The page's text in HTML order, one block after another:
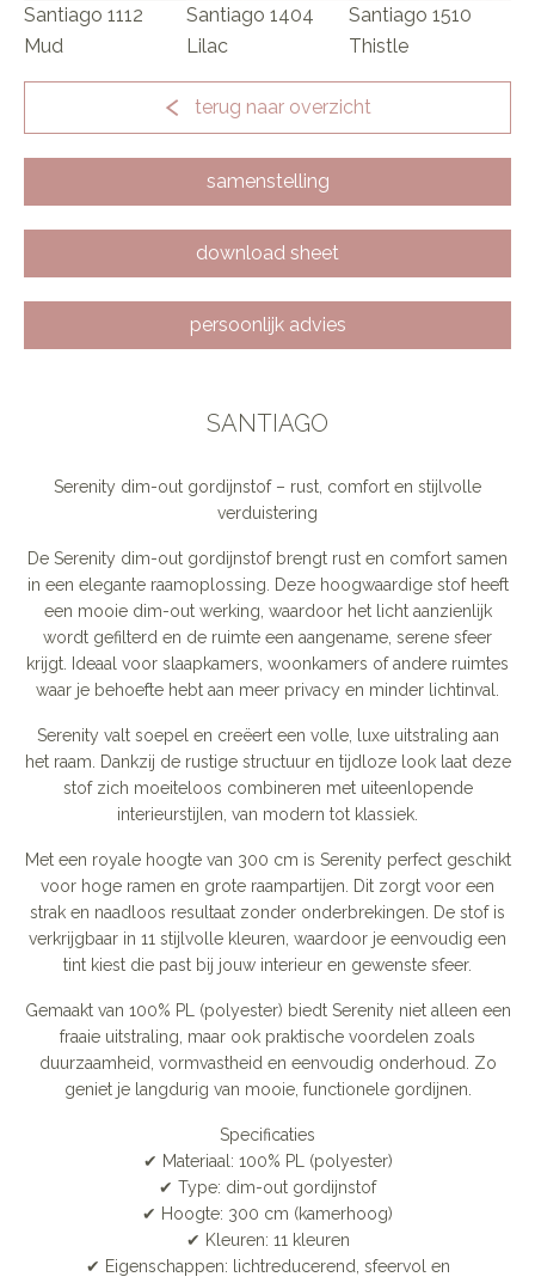
Santiago 1112
Mud
Santiago 1404
Lilac
Santiago 1510
Thistle
terug naar overzicht
samenstelling
download sheet
persoonlijk advies
SANTIAGO
Serenity dim-out gordijnstof – rust, comfort en stijlvolle
verduistering
De Serenity dim-out gordijnstof brengt rust en comfort samen
in een elegante raamoplossing. Deze hoogwaardige stof heeft
een mooie dim-out werking, waardoor het licht aanzienlijk
wordt gefilterd en de ruimte een aangename, serene sfeer
krijgt. Ideaal voor slaapkamers, woonkamers of andere ruimtes
waar je behoefte hebt aan meer privacy en minder lichtinval.
Serenity valt soepel en creëert een volle, luxe uitstraling aan
het raam. Dankzij de rustige structuur en tijdloze look laat deze
stof zich moeiteloos combineren met uiteenlopende
interieurstijlen, van modern tot klassiek.
Met een royale hoogte van 300 cm is Serenity perfect geschikt
voor hoge ramen en grote raampartijen. Dit zorgt voor een
strak en naadloos resultaat zonder onderbrekingen. De stof is
verkrijgbaar in 11 stijlvolle kleuren, waardoor je eenvoudig een
tint kiest die past bij jouw interieur en gewenste sfeer.
Gemaakt van 100% PL (polyester) biedt Serenity niet alleen een
fraaie uitstraling, maar ook praktische voordelen zoals
duurzaamheid, vormvastheid en eenvoudig onderhoud. Zo
geniet je langdurig van mooie, functionele gordijnen.
Specificaties
✔ Materiaal: 100% PL (polyester)
✔ Type: dim-out gordijnstof
✔ Hoogte: 300 cm (kamerhoog)
✔ Kleuren: 11 kleuren
✔ Eigenschappen: lichtreducerend, sfeervol en